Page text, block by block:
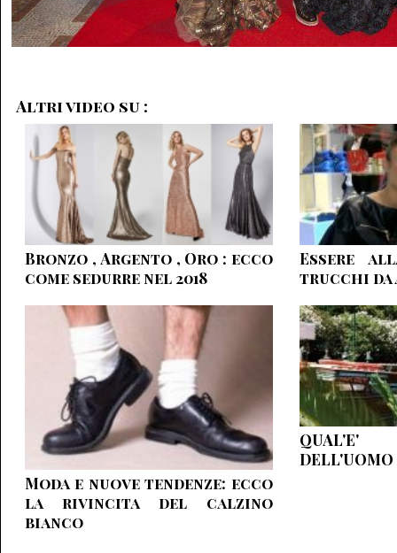
Altri video su :
Bronzo , Argento , Oro : ecco
come sedurre nel 2018
Essere
trucchi da
Moda e nuove tendenze: ecco
la rivincita del calzino
bianco